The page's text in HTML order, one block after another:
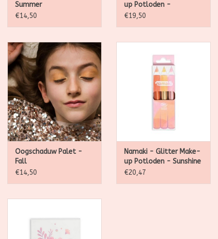
Summer
€14,50
up Potloden -
Moonlight - 3 st.
€19,50
Oogschaduw Palet -
Fall
€14,50
Namaki - Glitter Make-
up Potloden - Sunshine
- 3 st.
€20,47